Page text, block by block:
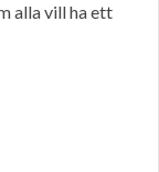
alla vill ha ett